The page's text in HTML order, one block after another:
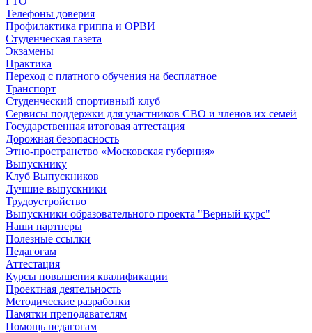
Телефоны доверия
Профилактика гриппа и ОРВИ
Cтуденческая газета
Экзамены
Практика
Переход с платного обучения на бесплатное
Транспорт
Студенческий спортивный клуб
Сервисы поддержки для участников СВО и членов их семей
Государственная итоговая аттестация
Дорожная безопасность
Этно-пространство «Московская губерния»
Выпускнику
Клуб Выпускников
Лучшие выпускники
Трудоустройство
Выпускники образовательного проекта "Верный курс"
Наши партнеры
Полезные ссылки
Педагогам
Аттестация
Курсы повышения квалификации
Проектная деятельность
Методические разработки
Памятки преподавателям
Помощь педагогам